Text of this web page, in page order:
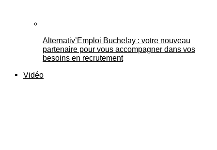
Alternativ’Emploi Buchelay : votre nouveau
partenaire pour vous accompagner dans vos
besoins en recrutement
Vidéo